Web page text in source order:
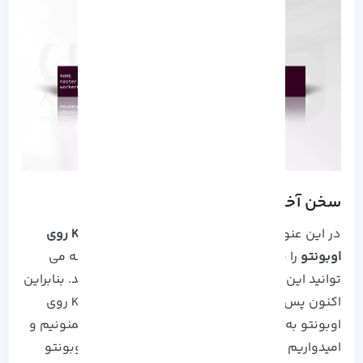
سخن آخر
در این عنوان به صورت تخصصی
نصب Kubernetes روی
اوبونتو را بررسی کردیم و توضیح دادیم که چگونه می
توانید این نصب را به ساده ترین حالت انجام دهید. بنابراین
اکنون پس از طی این مراحل باید نصب Kubernetes روی
اوبونتو به درستی انجام پذیرد. از همراهی شما ممنونیم و
امیدواریم تجربه خوبی از نصب Kubernetes روی اوبونتو